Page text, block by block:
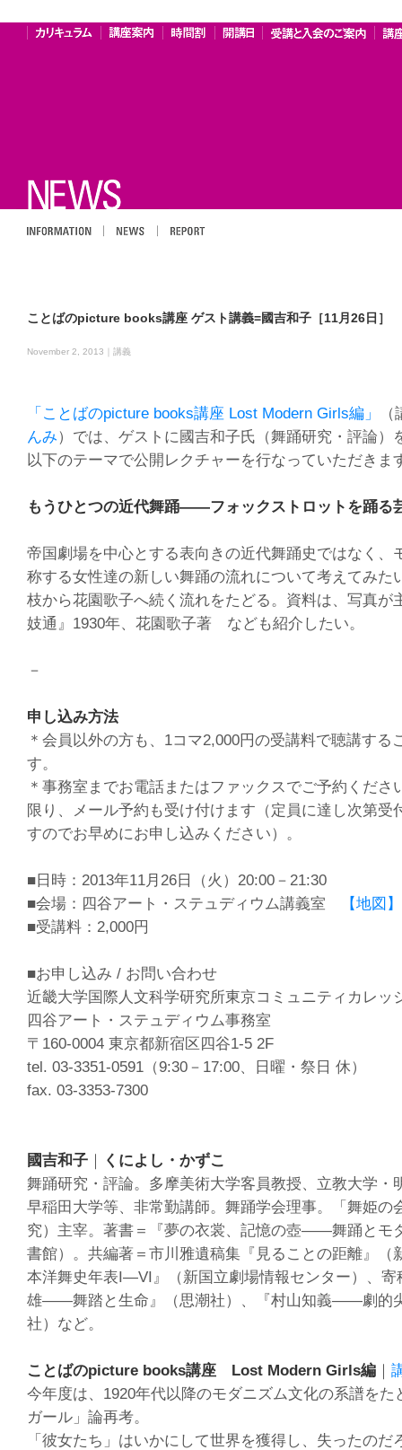
ことばのpicture books講座 ゲスト講義=國吉和子［11月26日］
November 2, 2013｜ 講義
「ことばのpicture books講座 Lost Modern Girls編」
んみ）では、ゲストに國吉和子氏（舞踊研究・評論）
以下のテーマで公開レクチャーを行なっていただきま
もうひとつの近代舞踊――フォックストロットを踊る
帝国劇場を中心とする表向きの近代舞踊史ではなく、
称する女性達の新しい舞踊の流れについて考えてみた
枝から花園歌子へ続く流れをたどる。資料は、写真が
妓通』1930年、花園歌子著 なども紹介したい。
－
申し込み方法
＊会員以外の方も、1コマ2,000円の受講料で聴講する
す。
＊事務室までお電話またはファックスでご予約くださ
限り、メール予約も受け付けます（定員に達し次第受
すのでお早めにお申し込みください）。
■日時：2013年11月26日（火）20:00－21:30
■会場：四谷アート・ステュディウム講義室
【地図】
■受講料：2,000円
■お申し込み / お問い合わせ
近畿大学国際人文科学研究所東京コミュニティカレッ
四谷アート・ステュディウム事務室
〒160-0004 東京都新宿区四谷1-5 2F
tel. 03-3351-0591（9:30－17:00、日曜・祭日 休）
fax. 03-3353-7300
國吉和子 ｜ くによし・かずこ
舞踊研究・評論。多摩美術大学客員教授、立教大学・
早稲田大学等、非常勤講師。舞踊学会理事。「舞姫の
究）主宰。著書＝『夢の衣裳、記憶の壺——舞踊とモ
書館）。共編著＝市川雅遺稿集『見ることの距離』（
本洋舞史年表I—VI』（新国立劇場情報センター）、寄
雄——舞踏と生命』（思潮社）、『村山知義——劇的
社）など。
ことばのpicture books講座 Lost Modern Girls編 ｜
今年度は、1920年代以降のモダニズム文化の系譜をた
ガール」論再考。
「彼女たち」はいかにして世界を獲得し、失ったのだ